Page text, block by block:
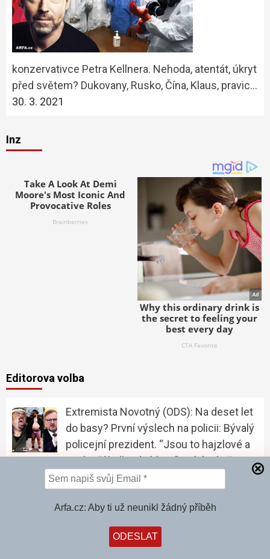
Arfa.cz: Aby ti už neunikl žádný příběh
konzervativce Petra Kellnera. Nehoda, atentát, úkryt
před světem? Dukovany, Rusko, Čína, Klaus, pravic…
30. 3. 2021
Inz
Editorova volba
Extremista Novotný (ODS): Na deset let
do basy? První výslech na policii: Bývalý
policejní prezident. “Jsou to hajzlové a
zaslouží kulku do hlavy”, vzkázal všem
starosta Řeporyjí a vytáhl nůž. Má podporu ODS
U Koněva, tam to žije! Teď se nám k
památníku připoutal řetězem klempíř
Michal. Na protest proti aroganci místní